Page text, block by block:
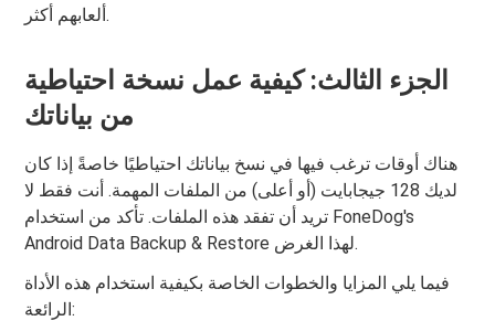
ألعابهم أكثر.
الجزء الثالث: كيفية عمل نسخة احتياطية
من بياناتك
هناك أوقات ترغب فيها في نسخ بياناتك احتياطيًا خاصةً إذا كان
لديك 128 جيجابايت (أو أعلى) من الملفات المهمة. أنت فقط لا
تريد أن تفقد هذه الملفات. تأكد من استخدام FoneDog's
Android Data Backup & Restore لهذا الغرض.
فيما يلي المزايا والخطوات الخاصة بكيفية استخدام هذه الأداة
الرائعة: